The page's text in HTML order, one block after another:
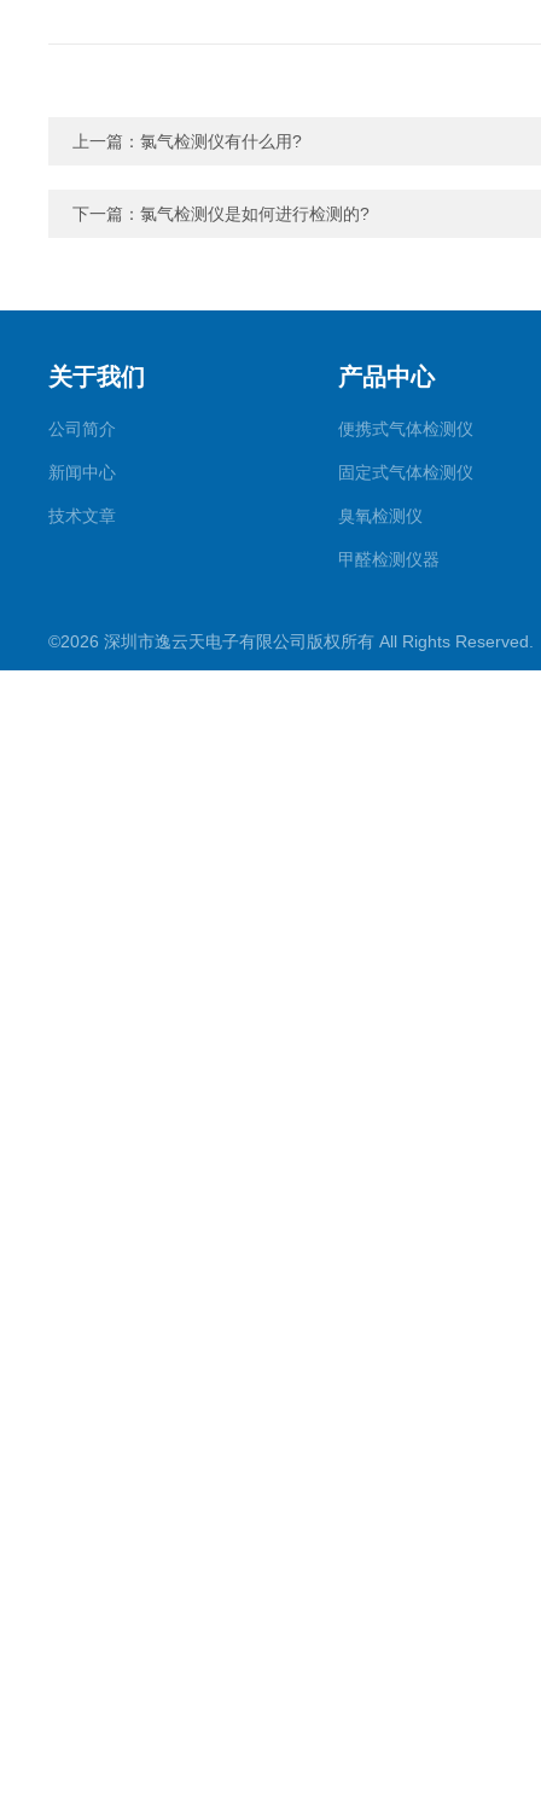
上一篇： 氯气检测仪有什么用?
下一篇： 氯气检测仪是如何进行检测的?
关于我们
公司简介
新闻中心
技术文章
产品中心
便携式气体检测仪
固定式气体检测仪
臭氧检测仪
甲醛检测仪器
气体报警控制主机
©2026 深圳市逸云天电子有限公司版权所有 All Rights